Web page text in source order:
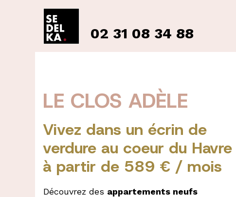
02 31 08 34 88
LE CLOS ADÈLE
Vivez dans un écrin de
verdure au coeur du Havre
à partir de 589 € / mois
Découvrez des appartements neufs